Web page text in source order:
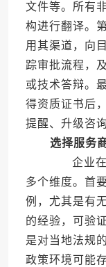
文件等。所有
构进行翻译。
用其渠道，向
踪审批流程，
或技术答辩。
得资质证书后
提醒、升级咨
选择服务
企业在
多个维度。首
例，尤其是有
的经验，可验
是对当地法规
政策环境可能